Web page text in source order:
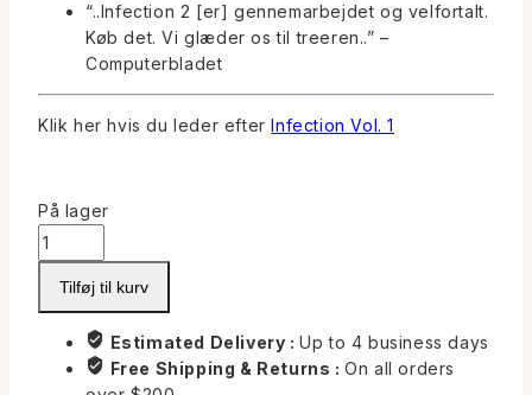
“..Infection 2 [er] gennemarbejdet og velfortalt.
Køb det. Vi glæder os til treeren..” –
Computerbladet
Klik her hvis du leder efterInfection Vol. 1
På lager
Infection
Vol.
-
Mand
Tilføj til kurv
Estimated Delivery :Up to 4 business days
Free Shipping & Returns :On all orders